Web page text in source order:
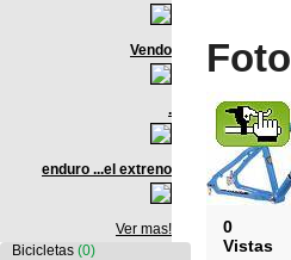
Foto
0
Vistas
Vendo
.
enduro ...el extreno
Ver mas!
Bicicletas (0)